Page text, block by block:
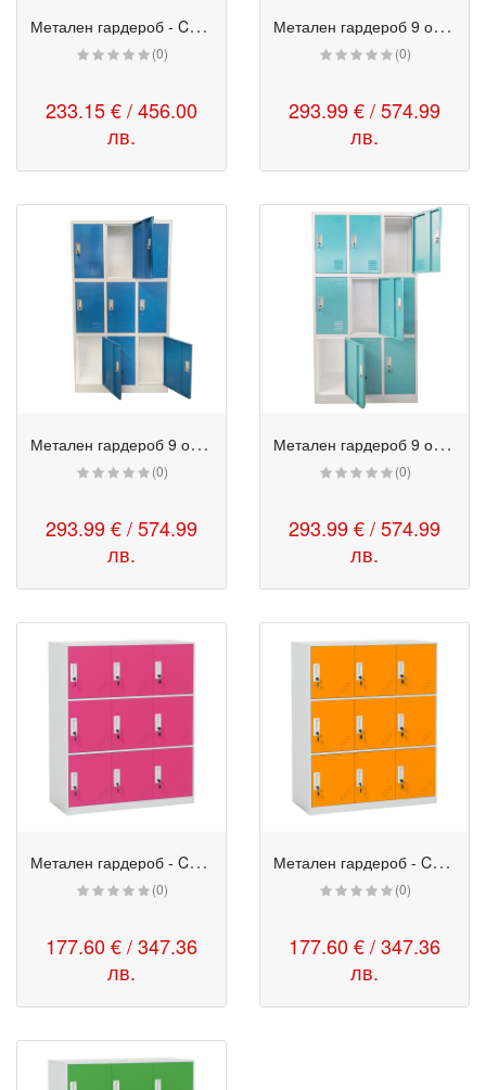
М
етален гардероб - CR 1243 K сив
(0)
233.15 € / 456.00
лв.
М
етален гардероб 9 отделения - RFG 90/45/185 см сив-жълт
(0)
293.99 € / 574.99
лв.
М
етален гардероб 9 отделения - RFG 90/45/185 см сив-син
(0)
293.99 € / 574.99
лв.
М
етален гардероб 9 отделения - RFG 90/45/185 см сив-тюркоаз
(0)
293.99 € / 574.99
лв.
М
етален гардероб - CR 1298 K розов-бял
(0)
177.60 € / 347.36
лв.
М
етален гардероб - CR 1298 K оранжев-бял
(0)
177.60 € / 347.36
лв.